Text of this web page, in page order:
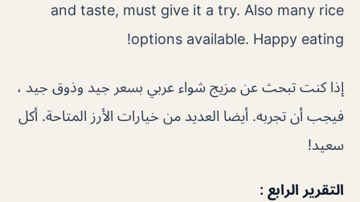
and taste, must give it a try. Also many rice
options available. Happy eating!
إذا كنت تبحث عن مزيج شواء عربي بسعر جيد وذوق جيد ،
فيجب أن تجربه. أيضا العديد من خيارات الأرز المتاحة. أكل
سعيد!
التقرير الرابع :